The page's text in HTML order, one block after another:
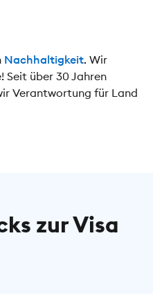
Nachhaltigkeit. Wir
Seit über 30 Jahren
Verantwortung für Land
zur Visa